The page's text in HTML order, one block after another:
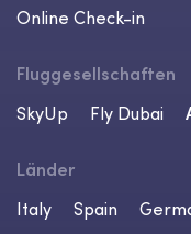
Online Check-in
Fluggesellschaften
SkyUp
Fly Dubai
Länder
Italy
Spain